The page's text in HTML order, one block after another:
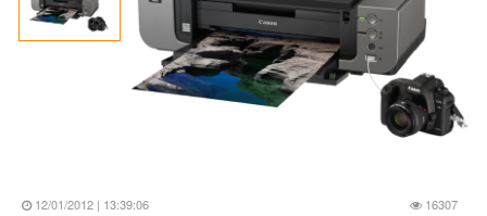
12/01/2012 | 13:39:06 16307